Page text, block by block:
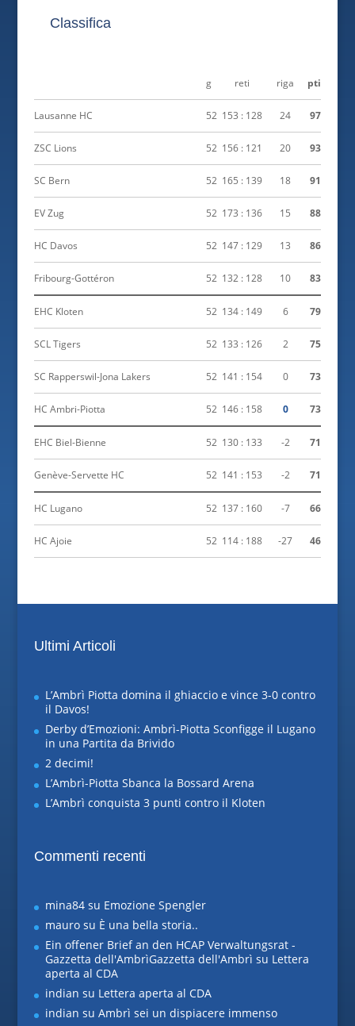
Classifica
g reti riga pti
Lausanne HC 52 153 : 128 24 97
ZSC Lions 52 156 : 121 20 93
SC Bern 52 165 : 139 18 91
EV Zug 52 173 : 136 15 88
HC Davos 52 147 : 129 13 86
Fribourg-Gottéron 52 132 : 128 10 83
EHC Kloten 52 134 : 149 6 79
SCL Tigers 52 133 : 126 2 75
SC Rapperswil-Jona Lakers 52 141 : 154 0 73
HC Ambri-Piotta 52 146 : 158 0 73
EHC Biel-Bienne 52 130 : 133 -2 71
Genève-Servette HC 52 141 : 153 -2 71
HC Lugano 52 137 : 160 -7 66
HC Ajoie 52 114 : 188 -27 46
Ultimi Articoli
L’Ambrì Piotta domina il ghiaccio e vince 3-0 contro
il Davos!
Derby d’Emozioni: Ambrì-Piotta Sconfigge il Lugano
in una Partita da Brivido
2 decimi!
L’Ambrì-Piotta Sbanca la Bossard Arena
L’Ambrì conquista 3 punti contro il Kloten
Commenti recenti
mina84su Emozione Spengler
maurosu È una bella storia..
Ein offener Brief an den HCAP Verwaltungsrat -
Gazzetta dell'AmbrìGazzetta dell'Ambrì su Lettera
aperta al CDA
indian su Lettera aperta al CDA
indian su Ambrì sei un dispiacere immenso